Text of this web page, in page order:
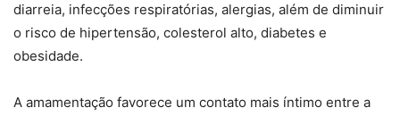
diarreia, infecções respiratórias, alergias, além de diminuir
o risco de hipertensão, colesterol alto, diabetes e
obesidade.
A amamentação favorece um contato mais íntimo entre a